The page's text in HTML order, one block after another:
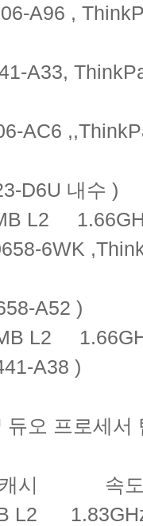
A96 ,
A33,
AC6
D6U 내수 )
L2
6WK
A52 )
L2
A38 )
오 프로세서
시 속도
L2